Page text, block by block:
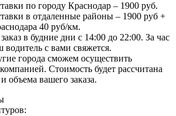
по городу Краснодар – 1900 руб.
в отдаленные районы – 1900 руб +
40 руб/км.
в будние дни с 14:00 до 22:00. За час
водитель с вами свяжется.
города сможем осуществить
Стоимость будет рассчитана
объема вашего заказа.